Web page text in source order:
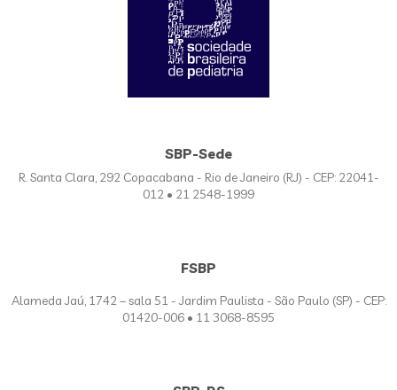
SBP-Sede
R. Santa Clara, 292 Copacabana - Rio de Janeiro (RJ) - CEP: 22041-
012 • 21 2548-1999
FSBP
Alameda Jaú, 1742 – sala 51 - Jardim Paulista - São Paulo (SP) - CEP:
01420-006 • 11 3068-8595